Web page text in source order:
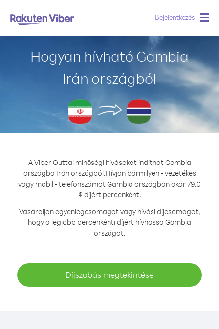
Bejelentkezés
Hogyan hívható Gambia
Irán országból
A Viber Outtal minőségi hívásokat indíthat Gambia
országba Irán országból.Hívjon bármilyen - vezetékes
vagy mobil - telefonszámot Gambia országban akár 79.0
¢ díjért percenként.
Vásároljon egyenlegcsomagot vagy hívási díjcsomagot,
hogy a legjobb percenkénti díjért hívhassa Gambia
országot.
Díjszabás megtekintése